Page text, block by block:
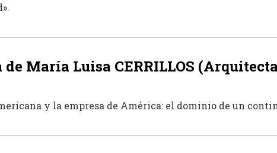
María Luisa CERRILLOS
y la empresa de América: el dominio de un